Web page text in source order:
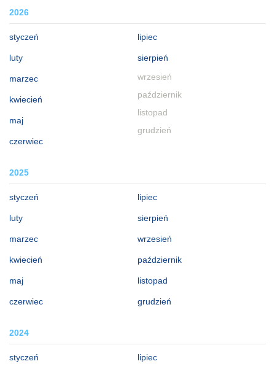
2026
styczeń
luty
marzec
kwiecień
maj
czerwiec
lipiec
sierpień
wrzesień
październik
listopad
grudzień
2025
styczeń
luty
marzec
kwiecień
maj
czerwiec
lipiec
sierpień
wrzesień
październik
listopad
grudzień
2024
styczeń lipiec